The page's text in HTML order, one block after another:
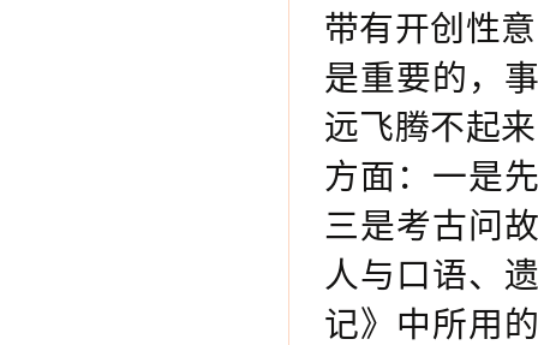
带有开创性
是重要的，
远飞腾不起
方面：一是
三是考古问
人与口语、
记》中所用